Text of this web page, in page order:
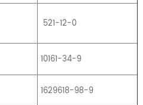
521-12-0
10161-34-9
1629618-98-9